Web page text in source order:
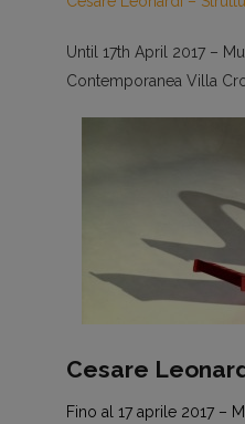
Until 17th April 2017 –
Contemporanea Villa
Cesare
Fino al 17 aprile 2017 –